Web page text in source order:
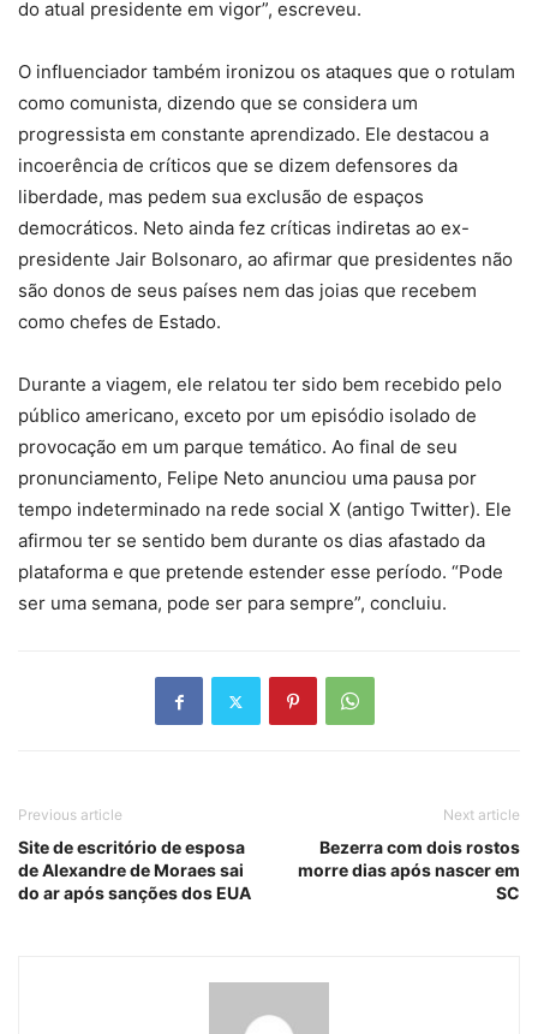
do atual presidente em vigor”, escreveu.
O influenciador também ironizou os ataques que o rotulam
como comunista, dizendo que se considera um
progressista em constante aprendizado. Ele destacou a
incoerência de críticos que se dizem defensores da
liberdade, mas pedem sua exclusão de espaços
democráticos. Neto ainda fez críticas indiretas ao ex-
presidente Jair Bolsonaro, ao afirmar que presidentes não
são donos de seus países nem das joias que recebem
como chefes de Estado.
Durante a viagem, ele relatou ter sido bem recebido pelo
público americano, exceto por um episódio isolado de
provocação em um parque temático. Ao final de seu
pronunciamento, Felipe Neto anunciou uma pausa por
tempo indeterminado na rede social X (antigo Twitter). Ele
afirmou ter se sentido bem durante os dias afastado da
plataforma e que pretende estender esse período. “Pode
ser uma semana, pode ser para sempre”, concluiu.
Previous article
Site de escritório de esposa
de Alexandre de Moraes sai
do ar após sanções dos EUA
Next article
Bezerra com dois rostos
morre dias após nascer em
SC